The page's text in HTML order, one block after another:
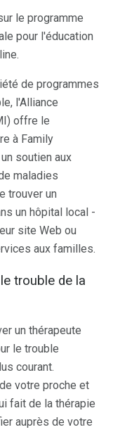
le programme
pour l'éducation
de programmes
l'Alliance
offre le
à Family
soutien aux
maladies
trouver un
un hôpital local -
site Web ou
aux familles.
trouble de la
un thérapeute
le trouble
courant.
votre proche et
fait de la thérapie
auprès de votre